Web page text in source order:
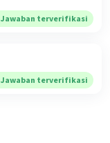
Jawaban terverifikasi
Jawaban terverifikasi